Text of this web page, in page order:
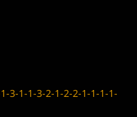
3-1-1-3-2-1-2-2-1-1-1-1-